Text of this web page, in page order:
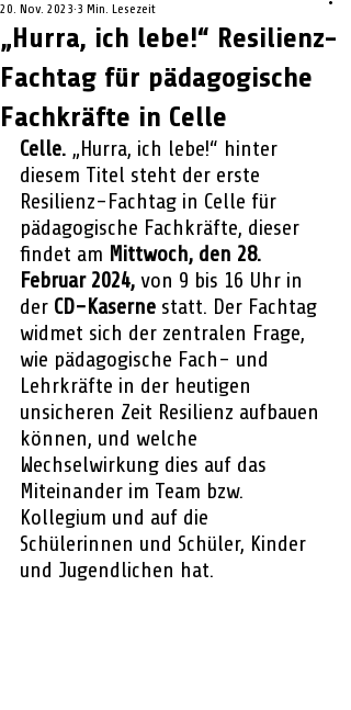
„Hurra, ich lebe!“ Resilienz-
Fachtag für pädagogische
Fachkräfte in Celle
20. Nov. 2023 3 Min. Lesezeit
Celle. „Hurra, ich lebe!“ hinter
diesem Titel steht der erste
Resilienz-Fachtag in Celle für
pädagogische Fachkräfte, dieser
findet am Mittwoch, den 28.
Februar 2024, von 9 bis 16 Uhr in
der CD-Kaserne statt. Der Fachtag
widmet sich der zentralen Frage,
wie pädagogische Fach- und
Lehrkräfte in der heutigen
unsicheren Zeit Resilienz aufbauen
können, und welche
Wechselwirkung dies auf das
Miteinander im Team bzw.
Kollegium und auf die
Schülerinnen und Schüler, Kinder
und Jugendlichen hat.